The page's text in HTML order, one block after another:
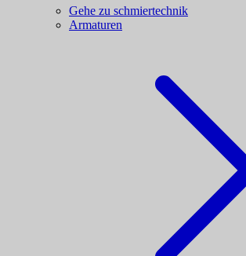
Gehe zu schmiertechnik
Armaturen